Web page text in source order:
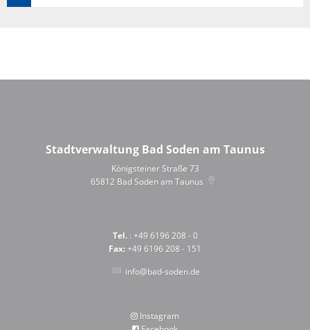
Stadtverwaltung Bad Soden am Taunus
Königsteiner Straße 73
65812 Bad Soden am Taunus
Tel.: +49 6196 208 - 0
Fax:+49 6196 208 - 151
info@bad-soden.de
Instagram